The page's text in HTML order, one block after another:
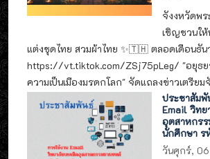
จังงหวัดพ
เชิญชวนใ
แต่งชุดไทย สวมผ้าไทย ✨🇹🇭 ตลอดเดือนธั
https://vt.tiktok.com/ZSj75pLeg/ "อยุธย
ความเป็นเมืองมรดกโลก" จัดแถลงข่าวเตรียม
ประชาสัมพั
Email วิทย
อุตสาหกร
นักศึกษา ร
วันศุกร์,